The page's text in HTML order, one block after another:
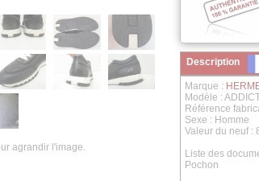
agrandir l'image.
Description
Marque :
Modèle :
Référence
Sexe : Homme
Valeur du neuf :
Liste des
Pochon